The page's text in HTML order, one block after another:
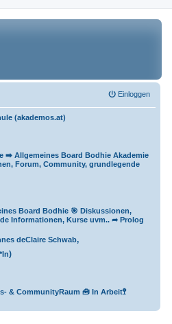
Einloggen
(akademos.at)
➡️ Allgemeines Board Bodhie Akademie
Forum, Community, grundlegende
Board Bodhie 🎯 Diskussionen,
Informationen, Kurse uvm.. ➦ Prolog
deClaire Schwab,
)
& CommunityRaum 🧰 In Arbeit🚏